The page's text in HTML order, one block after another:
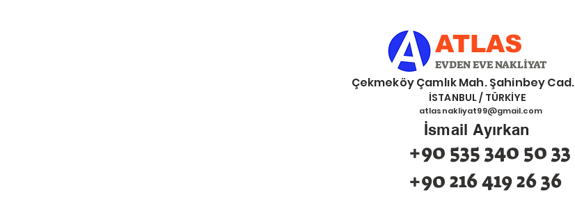
ATLAS
EVDEN EVE NAKLİYAT
Çekmeköy Çamlık Mah. Şahinbey Cad.
İSTANBUL / TÜRKİYE
atlasnakliyat99@gmail.com
İsmail Ayırkan
+90 535 340 50 33
+90 216 419 26 36